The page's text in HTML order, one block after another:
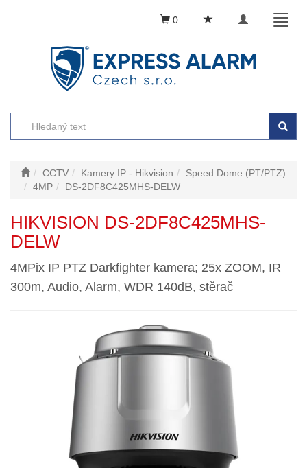
Toggle
0
CCTV Kamery IP - Hikvision
Speed Dome (PT/PTZ)
4MP
DS-2DF8C425MHS-DELW
HIKVISION DS-2DF8C425MHS-
DELW
4MPix IP PTZ Darkfighter kamera; 25x ZOOM, IR
300m, Audio, Alarm, WDR 140dB, stěrač